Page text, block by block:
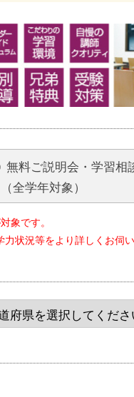
無料ご説明会・学習相
（全学年対象）
象です。
状況等をより詳しくお伺い